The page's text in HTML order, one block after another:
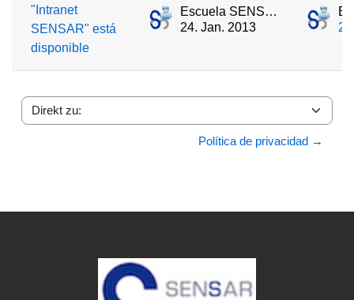
"Intranet
SENSAR" está
disponible
Escuela SENSAR
24. Jan. 2013
Direkt zu:
Política de privacidad →